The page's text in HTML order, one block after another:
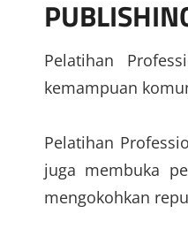
Pelatihan
kemampuan
Pelatihan
juga membuka
mengokohkan